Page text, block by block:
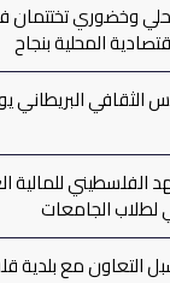
وخضوري تختتمان
المحلية بنجاح
الثقافي البريطاني
للمالية
لطلاب الجامعات
مع بلدية